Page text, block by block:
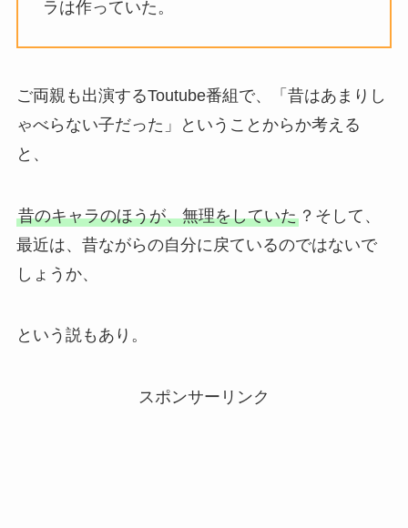
ラは作っていた。
ご両親も出演するToutube番組で、「昔はあまりし
ゃべらない子だった」ということからか考える
と、
昔のキャラのほうが、無理をしていた？そして、
最近は、昔ながらの自分に戻ているのではないで
しょうか、
という説もあり。
スポンサーリンク